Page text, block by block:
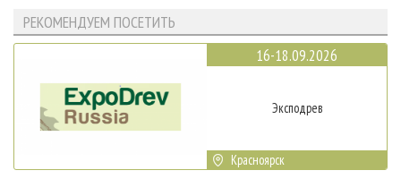
РЕКОМЕНДУЕМ ПОСЕТИТЬ
16-18.09.2026
Эксподрев
Красноярск